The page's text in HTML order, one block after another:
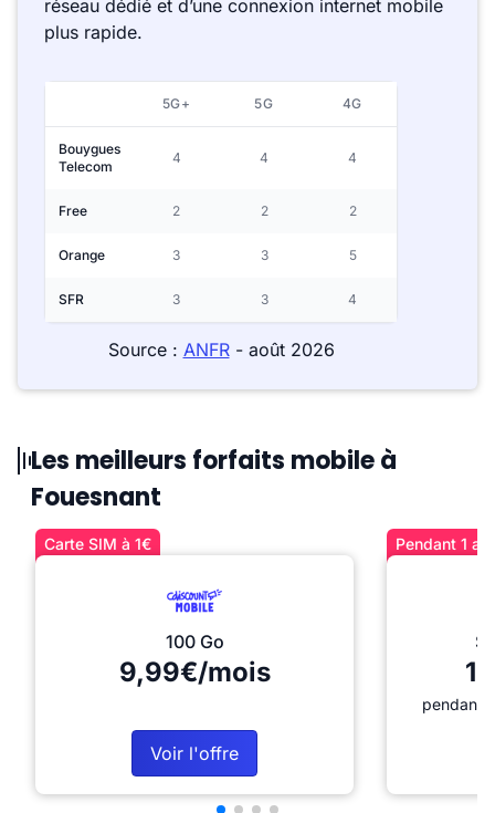
réseau dédié et d’une connexion internet mobile
plus rapide.
5G+ 5G 4G
Bouygues
Telecom
4 4 4
Free 2 2 2
Orange 3 3 5
SFR 3 3 4
Source : ANFR- août 2026
Les meilleurs forfaits mobile à
Fouesnant
Carte SIM à 1€
100 Go
9,99€/mois
Voir l'offre
Pendant 1
pendant